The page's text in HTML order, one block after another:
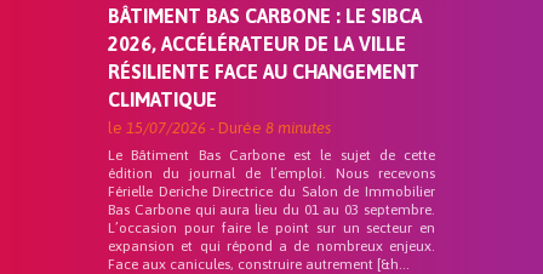
BÂTIMENT BAS CARBONE : LE SIBCA
2026, ACCÉLÉRATEUR DE LA VILLE
RÉSILIENTE FACE AU CHANGEMENT
CLIMATIQUE
le 15/07/2026 - Durée 8 minutes
Le Bâtiment Bas Carbone est le sujet de cette
édition du journal de l’emploi. Nous recevons
Férielle Deriche Directrice du Salon de Immobilier
Bas Carbone qui aura lieu du 01 au 03 septembre.
L’occasion pour faire le point sur un secteur en
expansion et qui répond a de nombreux enjeux.
Face aux canicules, construire autrement [&h...